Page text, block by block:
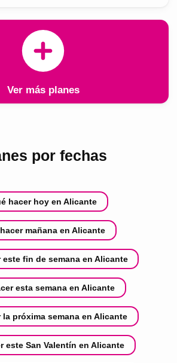
Ver más planes
por fechas
hacer hoy en Alicante
mañana en Alicante
este fin de semana en Alicante
esta semana en Alicante
la próxima semana en Alicante
este San Valentín en Alicante